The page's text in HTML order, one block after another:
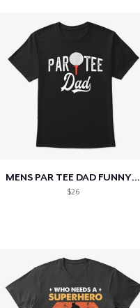
MENS PAR TEE DAD FUNNY PARTEE GOLF GIFT
$26